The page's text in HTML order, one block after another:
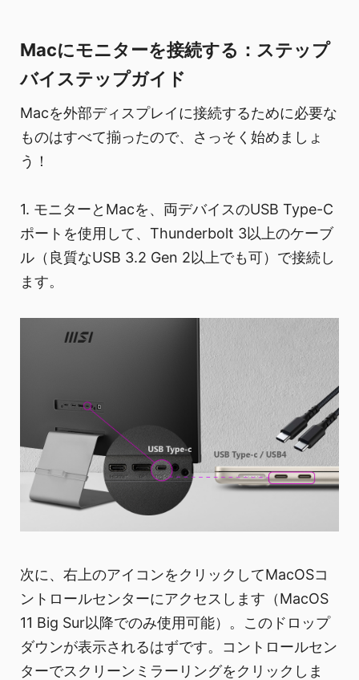
Macにモニターを接続する：ステップ
バイステップガイド
Macを外部ディスプレイに接続するために必要な
ものはすべて揃ったので、さっそく始めましょ
う！
1. モニターとMacを、両デバイスのUSB Type-C
ポートを使用して、Thunderbolt 3以上のケーブ
ル（良質なUSB 3.2 Gen 2以上でも可）で接続し
ます。
次に、右上のアイコンをクリックしてMacOSコ
ントロールセンターにアクセスします（MacOS
11 Big Sur以降でのみ使用可能）。このドロップ
ダウンが表示されるはずです。コントロールセン
ターでスクリーンミラーリングをクリックしま